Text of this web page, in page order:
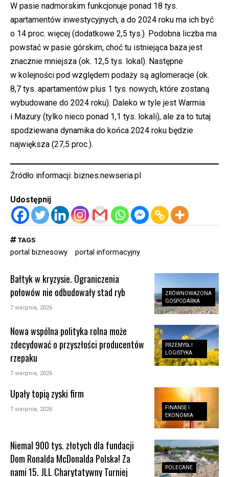
W pasie nadmorskim funkcjonuje ponad 18 tys.
apartamentów inwestycyjnych, a do 2024 roku ma ich być
o 14 proc. więcej (dodatkowe 2,5 tys.). Podobna liczba ma
powstać w pasie górskim, choć tu istniejąca baza jest
znacznie mniejsza (ok. 12,5 tys. lokal). Następne
w kolejności pod względem podaży są aglomeracje (ok.
8,7 tys. apartamentów plus 1 tys. nowych, które zostaną
wybudowane do 2024 roku). Daleko w tyle jest Warmia
i Mazury (tylko nieco ponad 1,1 tys. lokali), ale za to tutaj
spodziewana dynamika do końca 2024 roku będzie
największa (27,5 proc.).
Źródło informacji: biznes.newseria.pl
Udostępnij
TAGS
portal biznesowy portal informacyjny
ZRÓWNOWAŻONA
GOSPODARKA
Bałtyk w kryzysie. Ograniczenia
połowów nie odbudowały stad ryb
7 sierpnia, 2026
PRZEMYSŁ I
LOGISTYKA
Nowa wspólna polityka rolna może
zdecydować o przyszłości producentów
rzepaku
7 sierpnia, 2026
FINANSE I
EKONOMIA
Upały topią zyski firm
7 sierpnia, 2026
POLECANE
Niemal 900 tys. złotych dla fundacji
Dom Ronalda McDonalda Polska! Za
nami 15. JLL Charytatywny Turniej